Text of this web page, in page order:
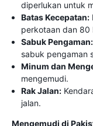
diperlukan untuk
Batas Kecepatan:
perkotaan dan 80
Sabuk Pengaman:
sabuk pengaman
Minum dan
mengemudi.
Rak Jalan:
jalan.
Mengemudi di